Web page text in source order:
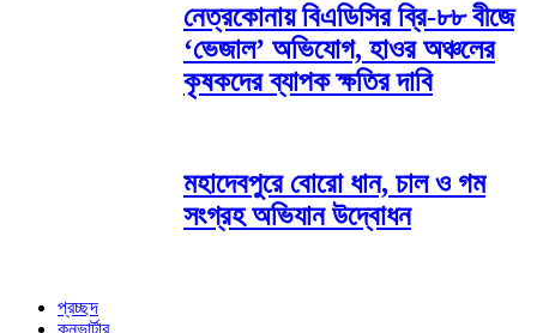
নেত্রকোনায় বিএডিসির ব্রি-৮৮ বীজে
‘ভেজাল’ অভিযোগ, হাওর অঞ্চলের
কৃষকদের ব্যাপক ক্ষতির দাবি
মহাদেবপুরে বোরো ধান, চাল ও গম
সংগ্রহ অভিযান উদ্বোধন
প্রচ্ছদ
কনভার্টার